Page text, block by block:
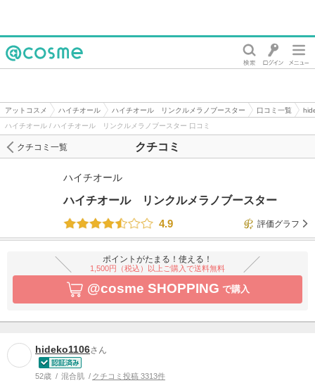
アットコスメ ハイチオール ハイチオール リンクルメラノブースター 口コミ一覧
ハイチオール / ハイチオール リンクルメラノブースター 口コミ
クチコミ
クチコミ一覧
ハイチオール
ハイチオール リンクルメラノブースター
4.9
評価グラフ
ポイントがたまる！使える！
1,500円（税込）以上ご購入で送料無料
@cosme SHOPPING で購入
hideko1106さん
52歳 混合肌 クチコミ投稿 3313件